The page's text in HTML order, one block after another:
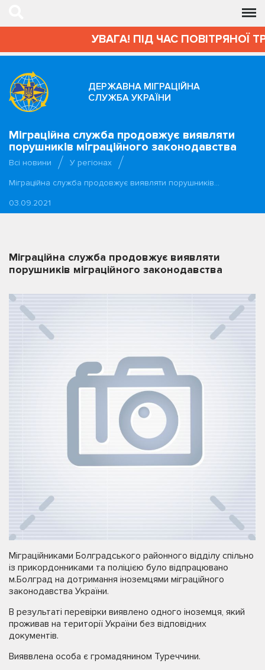
УВАГА! ПІД ЧАС ПОВІТРЯНОЇ
ДЕРЖАВНА МІГРАЦІЙНА
СЛУЖБА УКРАЇНИ
Міграційна служба продовжує виявляти
порушників міграційного законодавства
Всі новини
У регіонах
Міграційна служба продовжує виявляти порушників…
03.09.2021
Міграційна служба продовжує виявляти
порушників міграційного законодавства
Міграційниками Болградського районного відділу спільно
із прикордонниками та поліцією було відпрацювано
м.Болград на дотримання іноземцями міграційного
законодавства України.
В результаті перевірки виявлено одного іноземця, який
проживав на території України без відповідних
документів.
Вияввлена особа є громадянином Туреччини.